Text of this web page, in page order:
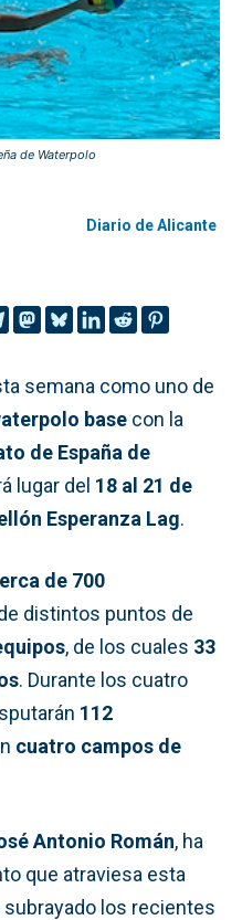
de Waterpolo
Diario de Alicante
semana como uno de
base con la
de España de
lugar del 18 al 21 de
Esperanza Lag.
de 700
distintos puntos de
, de los cuales 33
. Durante los cuatro
112
cuatro campos de
Antonio Román, ha
que atraviesa esta
los recientes